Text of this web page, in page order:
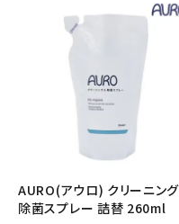
AURO(アウロ) クリーニン
除菌スプレー 詰替 260ml